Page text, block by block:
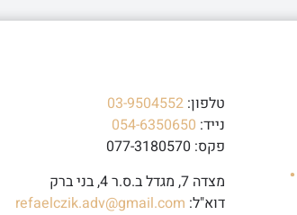
טלפון: 03-9504552
נייד: 054-6350650
פקס: 077-3180570
מצדה 7, מגדל ב.ס.ר 4, בני ברק
דוא"ל: refaelczik.adv@gmail.com